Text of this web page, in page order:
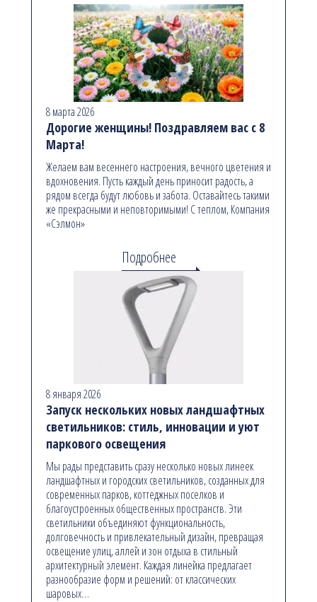
8 марта 2026
Дорогие женщины! Поздравляем вас с 8
Марта!
Желаем вам весеннего настроения, вечного цветения и
вдохновения. Пусть каждый день приносит радость, а
рядом всегда будут любовь и забота. Оставайтесь такими
же прекрасными и неповторимыми! С теплом, Компания
«Сэлмон»
Подробнее
8 января 2026
Запуск нескольких новых ландшафтных
светильников: стиль, инновации и уют
паркового освещения
Мы рады представить сразу несколько новых линеек
ландшафтных и городских светильников, созданных для
современных парков, коттеджных поселков и
благоустроенных общественных пространств. Эти
светильники объединяют функциональность,
долговечность и привлекательный дизайн, превращая
освещение улиц, аллей и зон отдыха в стильный
архитектурный элемент. Каждая линейка предлагает
разнообразие форм и решений: от классических
шаровых…